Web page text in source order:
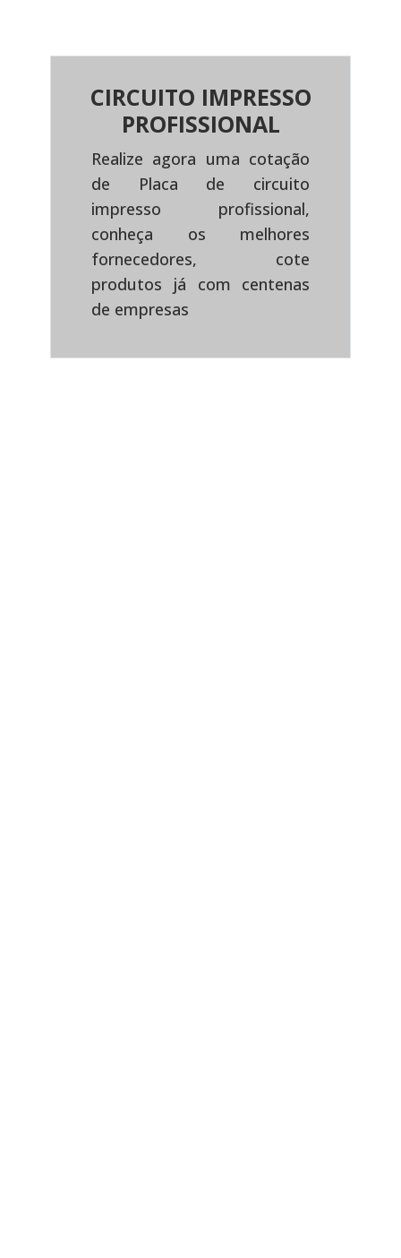
CIRCUITO IMPRESSO
PROFISSIONAL
Realize agora uma cotação
de Placa de circuito
impresso profissional,
conheça os melhores
fornecedores, cote
produtos já com centenas
de empresas